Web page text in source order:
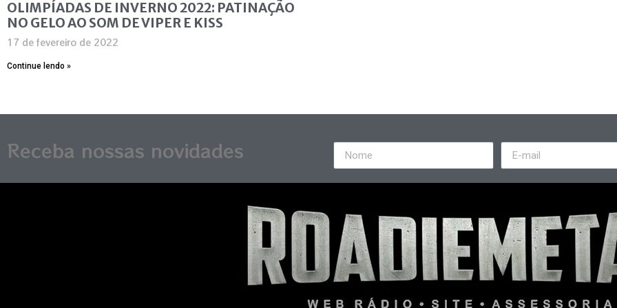
OLIMPÍADAS DE INVERNO 2022: PATINAÇÃO
NO GELO AO SOM DE VIPER E KISS
17 de fevereiro de 2022
Continue lendo »
Receba nossas novidades